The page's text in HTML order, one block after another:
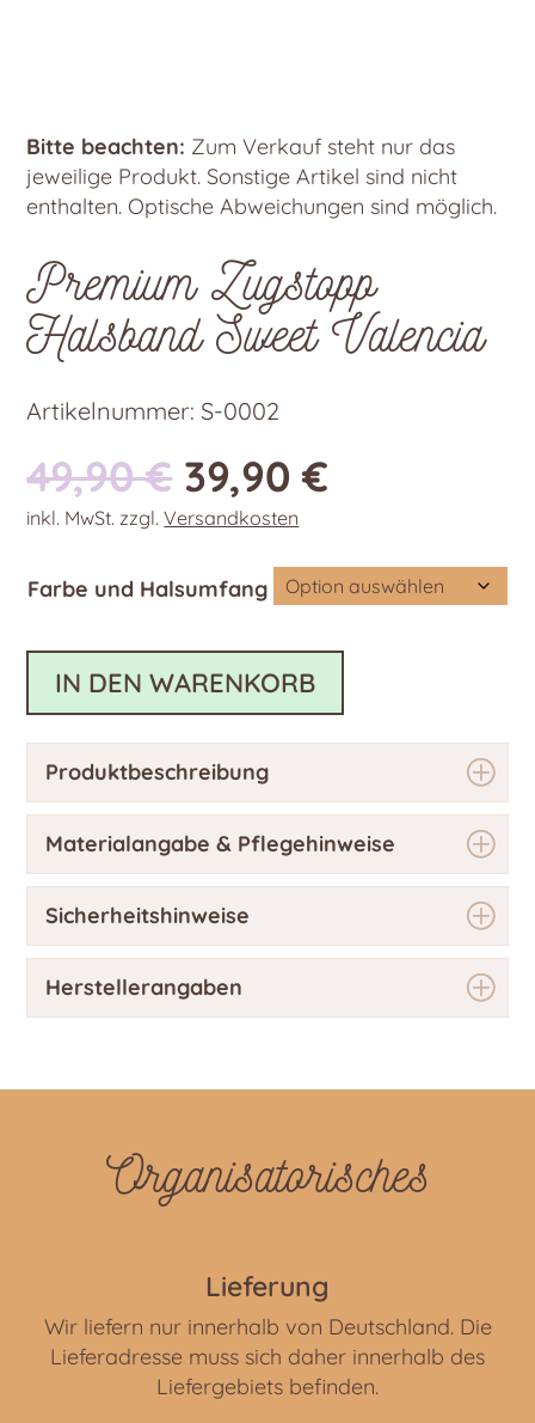
Bitte beachten: Zum Verkauf steht nur das
jeweilige Produkt. Sonstige Artikel sind nicht
enthalten. Optische Abweichungen sind möglich.
Premium Zugstopp
Halsband Sweet Valencia
Artikelnummer:S-0002
49,90€ Ursprünglicher
Preis
war:
49,90 €
39,90€
39,90 €.
inkl. MwSt. zzgl.Versandkosten
Farbe und Halsumfang
IN DEN WARENKORB
Produktbeschreibung
Materialangabe & Pflegehinweise
Sicherheitshinweise
Herstellerangaben
Organisatorisches
Lieferung
Wir liefern nur innerhalb von Deutschland. Die
Lieferadresse muss sich daher innerhalb des
Liefergebiets befinden.